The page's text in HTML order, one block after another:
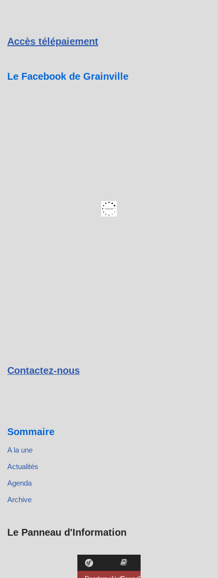
Accès télépaiement
Le Facebook de Grainville
Contactez-nous
Sommaire
A la une
Actualités
Agenda
Archive
Le Panneau d'Information